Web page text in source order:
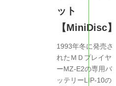
ット
【MiniDisc】
1993年冬に発売さ
れたＭＤプレイヤ
ーMZ-E2の専用バ
ッテリーLIP-10の